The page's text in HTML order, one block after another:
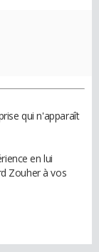
qui n'apparaît
en lui
Zouher à vos